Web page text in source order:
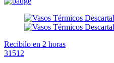
Recibilo en 2 horas
31512